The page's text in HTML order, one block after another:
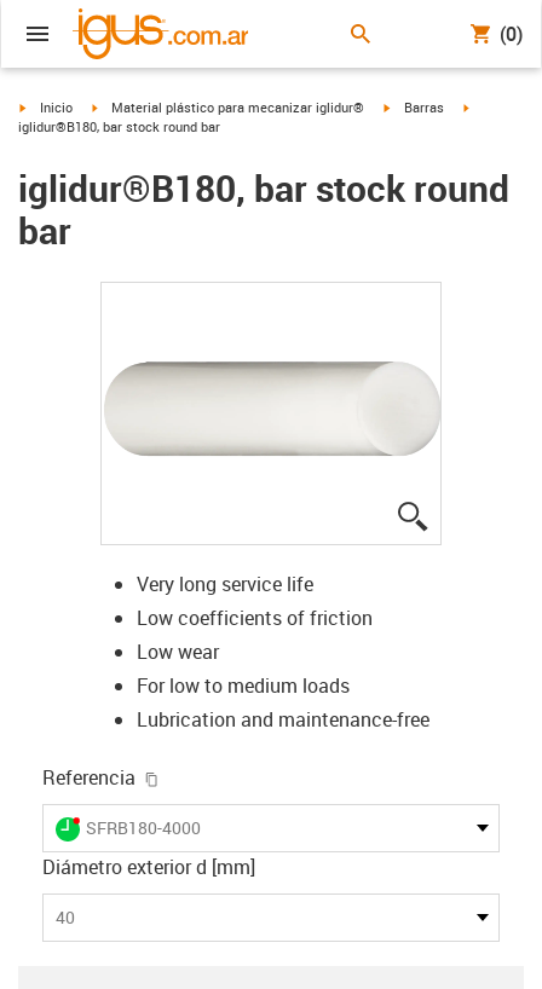
(0)
igus-icon-arrow-right
Inicio igus-icon-arrow-right
Material plástico para mecanizar iglidur® igus-icon-arrow-right
Barras
iglidur®B180, bar stock round bar
iglidur®B180, bar stock round
bar
Very long service life
Low coefficients of friction
Low wear
For low to medium loads
Lubrication and maintenance-free
Referencia
igus-icon-lieferzeit-dot
SFRB180-4000
Diámetro exterior d [mm]
40